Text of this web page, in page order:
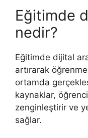
Eğitimde
nedir?
Eğitimde dijital
artırarak
ortamda
kaynaklar,
zenginleştirir ve
sağlar.